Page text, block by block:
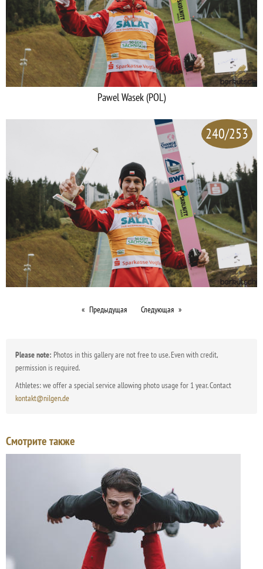
Pawel Wasek (POL)
240/253
Предыдущая Следующая
Please note: Photos in this gallery are not free to use. Even with credit,
permission is required.
Athletes: we offer a special service allowing photo usage for 1 year. Contact
kontakt@nilgen.de
Смотрите также